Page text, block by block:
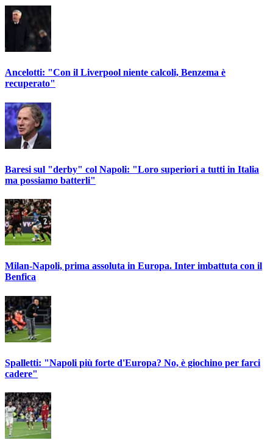
Ancelotti: "Con il Liverpool niente calcoli, Benzema è
recuperato"
Baresi sul "derby" col Napoli: "Loro superiori a tutti in Italia
ma possiamo batterli"
Milan-Napoli, prima assoluta in Europa. Inter imbattuta con il
Benfica
Spalletti: "Napoli più forte d'Europa? No, è giochino per farci
cadere"